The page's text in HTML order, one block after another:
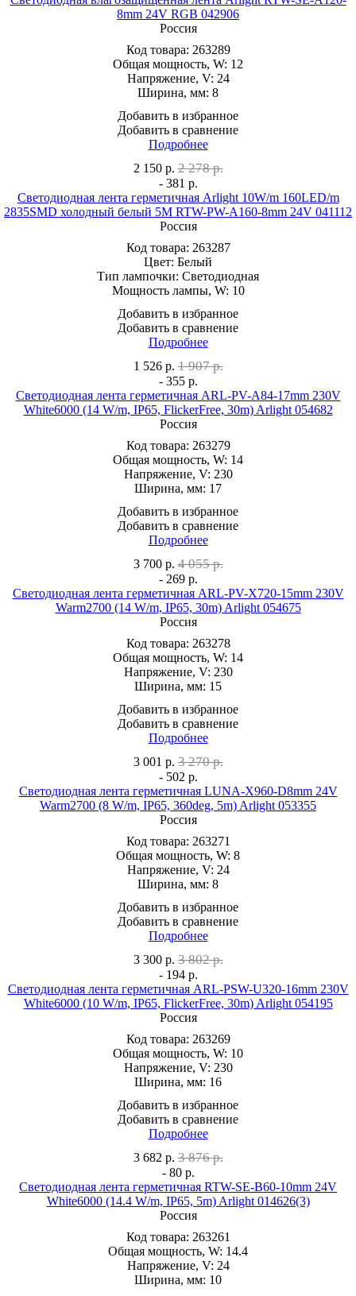
8mm 24V RGB 042906
Россия
Код товара: 263289
Общая мощность, W: 12
Напряжение, V: 24
Ширина, мм: 8
Добавить в избранное
Добавить в сравнение
Подробнее
2 150 р. 2 278 р.
- 381 р.
Светодиодная лента герметичная Arlight 10W/m 160LED/m
2835SMD холодный белый 5M RTW-PW-A160-8mm 24V 041112
Россия
Код товара: 263287
Цвет: Белый
Тип лампочки: Светодиодная
Мощность лампы, W: 10
Добавить в избранное
Добавить в сравнение
Подробнее
1 526 р. 1 907 р.
- 355 р.
Светодиодная лента герметичная ARL-PV-A84-17mm 230V
White6000 (14 W/m, IP65, FlickerFree, 30m) Arlight 054682
Россия
Код товара: 263279
Общая мощность, W: 14
Напряжение, V: 230
Ширина, мм: 17
Добавить в избранное
Добавить в сравнение
Подробнее
3 700 р. 4 055 р.
- 269 р.
Светодиодная лента герметичная ARL-PV-X720-15mm 230V
Warm2700 (14 W/m, IP65, 30m) Arlight 054675
Россия
Код товара: 263278
Общая мощность, W: 14
Напряжение, V: 230
Ширина, мм: 15
Добавить в избранное
Добавить в сравнение
Подробнее
3 001 р. 3 270 р.
- 502 р.
Светодиодная лента герметичная LUNA-X960-D8mm 24V
Warm2700 (8 W/m, IP65, 360deg, 5m) Arlight 053355
Россия
Код товара: 263271
Общая мощность, W: 8
Напряжение, V: 24
Ширина, мм: 8
Добавить в избранное
Добавить в сравнение
Подробнее
3 300 р. 3 802 р.
- 194 р.
Светодиодная лента герметичная ARL-PSW-U320-16mm 230V
White6000 (10 W/m, IP65, FlickerFree, 30m) Arlight 054195
Россия
Код товара: 263269
Общая мощность, W: 10
Напряжение, V: 230
Ширина, мм: 16
Добавить в избранное
Добавить в сравнение
Подробнее
3 682 р. 3 876 р.
- 80 р.
Светодиодная лента герметичная RTW-SE-B60-10mm 24V
White6000 (14.4 W/m, IP65, 5m) Arlight 014626(3)
Россия
Код товара: 263261
Общая мощность, W: 14.4
Напряжение, V: 24
Ширина, мм: 10